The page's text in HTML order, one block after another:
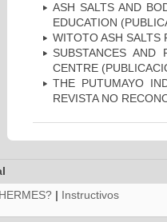
ASH SALTS AND
EDUCATION
WITOTO ASH SALTS
SUBSTANCES
CENTRE
THE PUTUMAYO
REVISTA NO
| Instructivos